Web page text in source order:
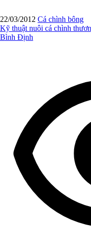
22/03/2012 Cá chình bông
Kỹ thuật nuôi cá chình
Bình Định